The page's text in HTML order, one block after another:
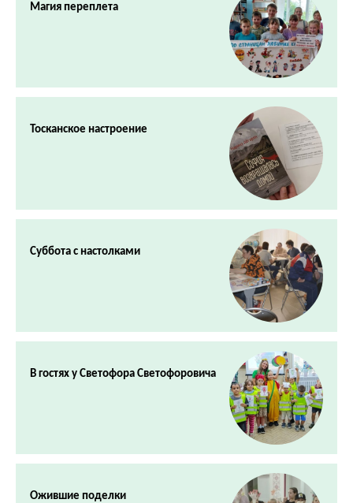
Магия переплета
Тосканское настроение
Суббота с настолками
В гостях у Светофора Светофоровича
Ожившие поделки